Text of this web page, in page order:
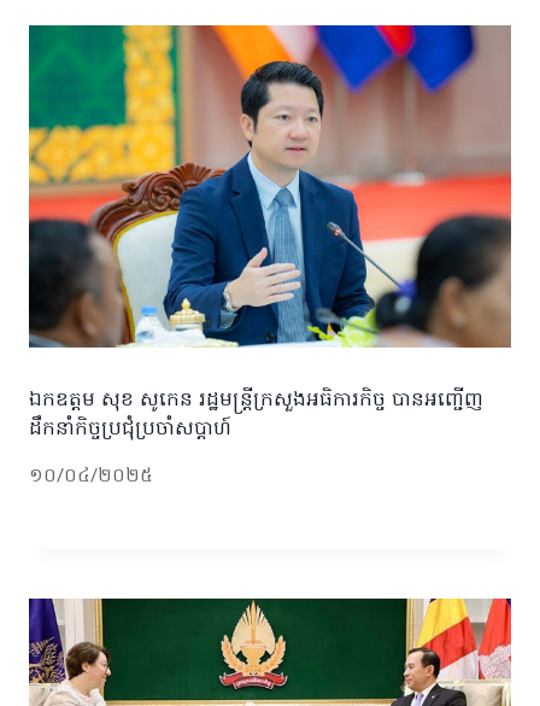
ឯកឧត្តម សុខ សូកេន រដ្ឋមន្ត្រីក្រសួងអធិការកិច្ច បានអញ្ជើញ
ដឹកនាំកិច្ចប្រជុំប្រចាំសប្ដាហ៍
១០/០៤/២០២៥